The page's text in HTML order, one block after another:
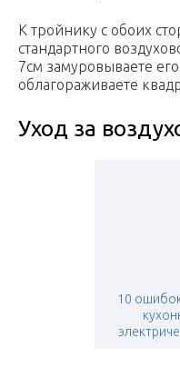
К тройнику с обоих
стандартного
7см замуровываете
облагораживаете
Уход за
10